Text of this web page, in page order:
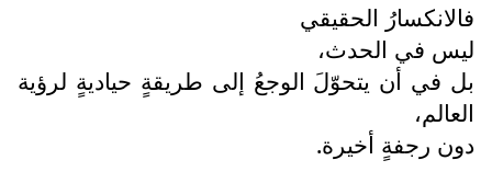
فالانكسارُ الحقيقي
ليس في الحدث،
بل في أن يتحوّلَ الوجعُ إلى طريقةٍ حياديةٍ لرؤية
العالم،
دون رجفةٍ أخيرة.